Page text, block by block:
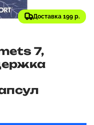
Доставка 199 р.
7,